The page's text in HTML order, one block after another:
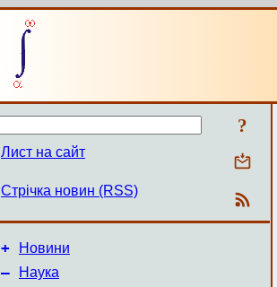
?
Лист на сайт
Стрічка новин (RSS)
+ Новини
–
Наука